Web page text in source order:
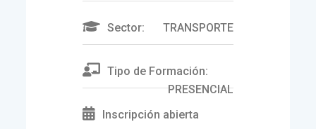
Sector: TRANSPORTE
Tipo de Formación:
PRESENCIAL
Inscripción abierta